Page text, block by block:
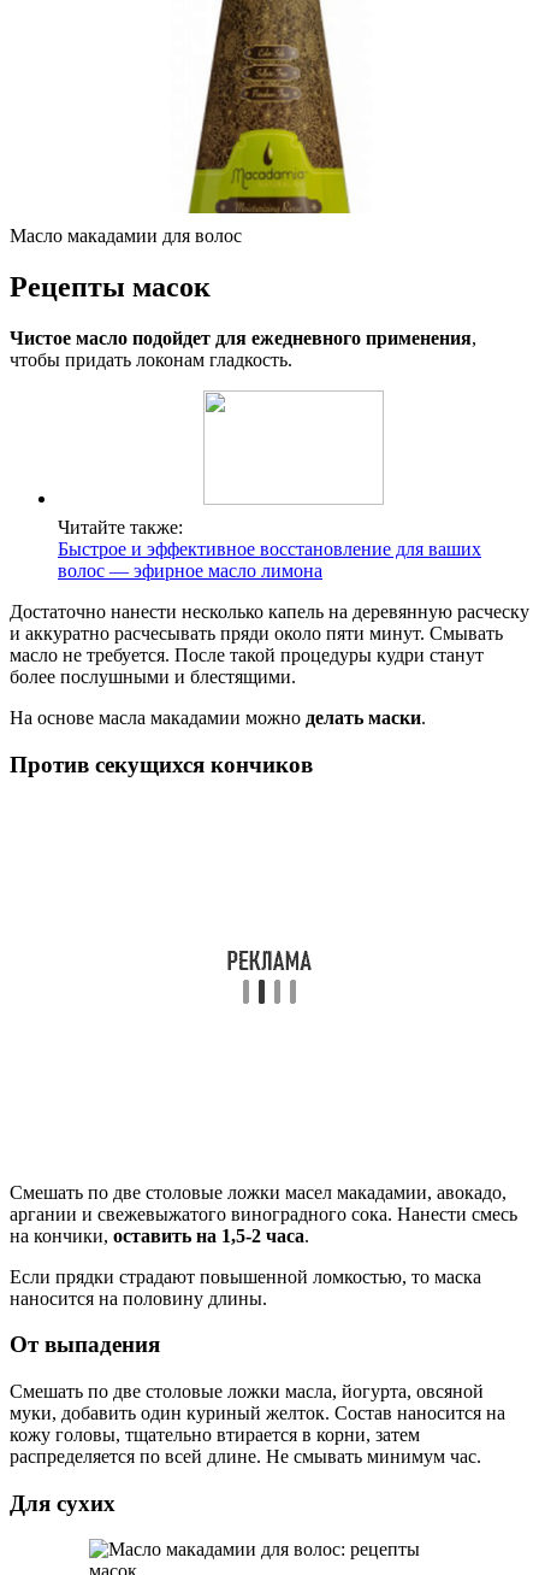
Масло макадамии для волос
Рецепты масок
Чистое масло подойдет для ежедневного применения,
чтобы придать локонам гладкость.
Читайте также:
Быстрое и эффективное восстановление для ваших
волос — эфирное масло лимона
Достаточно нанести несколько капель на деревянную расческу
и аккуратно расчесывать пряди около пяти минут. Смывать
масло не требуется. После такой процедуры кудри станут
более послушными и блестящими.
На основе масла макадамии можно делать маски.
Против секущихся кончиков
Смешать по две столовые ложки масел макадамии, авокадо,
аргании и свежевыжатого виноградного сока. Нанести смесь
на кончики, оставить на 1,5-2 часа.
Если прядки страдают повышенной ломкостью, то маска
наносится на половину длины.
От выпадения
Смешать по две столовые ложки масла, йогурта, овсяной
муки, добавить один куриный желток. Состав наносится на
кожу головы, тщательно втирается в корни, затем
распределяется по всей длине. Не смывать минимум час.
Для сухих